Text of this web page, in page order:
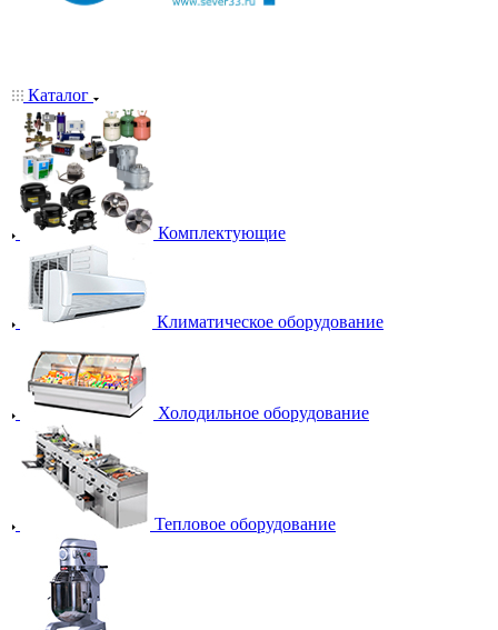
Каталог
Комплектующие
Климатическое оборудование
Холодильное оборудование
Тепловое оборудование